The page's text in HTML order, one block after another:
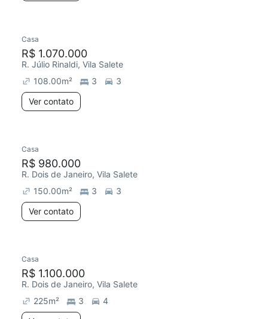
Casa
R$ 1.070.000
R. Júlio Rinaldi, Vila Salete
108.00m² 3
3
Ver contato
Casa
R$ 980.000
R. Dois de Janeiro, Vila Salete
150.00m² 3
3
Ver contato
Casa
R$ 1.100.000
R. Dois de Janeiro, Vila Salete
225m² 3
4